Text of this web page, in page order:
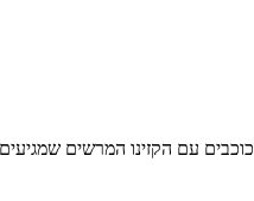
*בוקרשט רומניה-חנוכה ותקופת הכריסמס דיל מהמם ל-4